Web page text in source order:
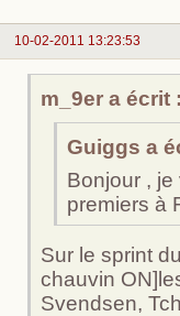
10-02-2011 13:23:53
m_9er a écrit
Guiggs a
Bonjour ,
premiers à
Sur le sprint
chauvin
Svendsen,